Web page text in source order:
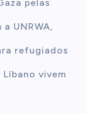
pelas
UNRWA,
refugiados
vivem